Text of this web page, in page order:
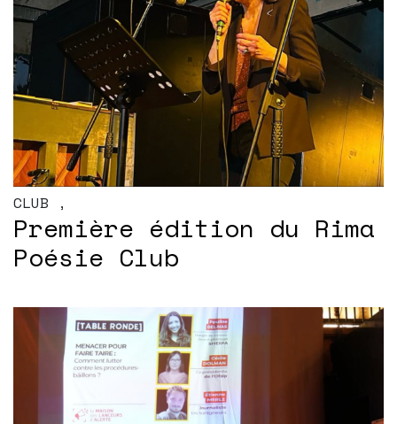
CLUB ,
Première édition du Rima
Poésie Club